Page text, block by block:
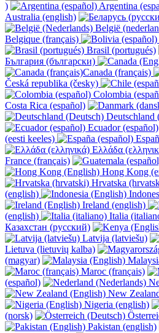
)
Argentina
Australia (english)
België
Belgique (français)
Brasil (portugués)
България (български)
Canada (français)
Česká republika (česky)
Colombia
Costa Rica (español)
Deutschland
Ecuador (español)
(eesti keeles)
Ελλάδα
France (français)
Hong Kong
Hrvatska
(english)
Ireland (english)
(english)
Italia
Казахстан (русский)
Latvija (latviešu)
Lietuva (lietuvių kalba)
(magyar)
Maroc (français)
(español)
New
Nigeria (english)
(norsk)
Pakistan (english)